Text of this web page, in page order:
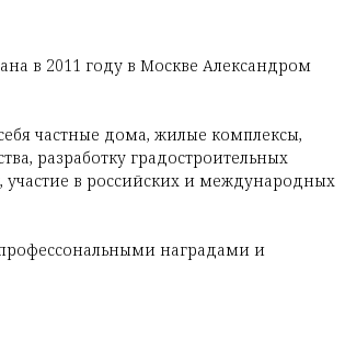
в 2011 году в Москве Александром
частные дома, жилые комплексы,
разработку градостроительных
в российских и международных
наградами и